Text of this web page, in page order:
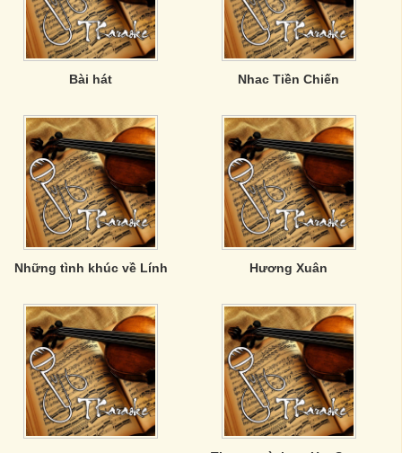
Bài hát Nhac Tiền Chiến
Những tình khúc về Lính Hương Xuân